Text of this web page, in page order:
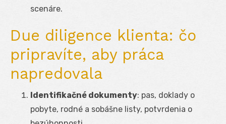
scenáre.
Due diligence klienta: čo
pripravíte, aby práca
napredovala
Identifikačné dokumenty: pas, doklady o
pobyte, rodné a sobášne listy, potvrdenia o